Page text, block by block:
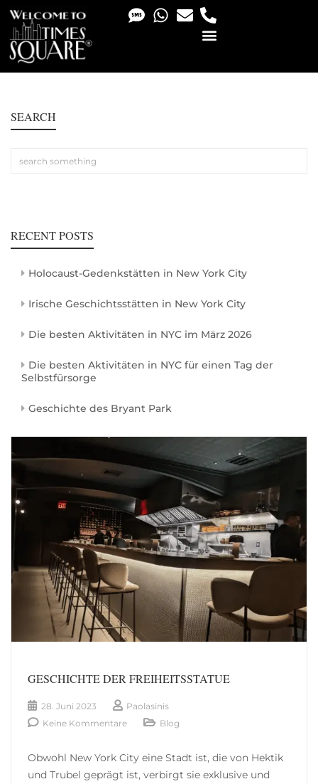
SEARCH
RECENT POSTS
Holocaust-Gedenkstätten in New York City
Irische Geschichtsstätten in New York City
Die besten Aktivitäten in NYC im März 2026
Die besten Aktivitäten in NYC für einen Tag der
Selbstfürsorge
Geschichte des Bryant Park
GESCHICHTE DER FREIHEITSSTATUE
28. Juni 2023
Paolasinis
Keine Kommentare
Blog
Obwohl New York City eine Stadt ist, die von Hektik
und Trubel geprägt ist, verbirgt sie exklusive und